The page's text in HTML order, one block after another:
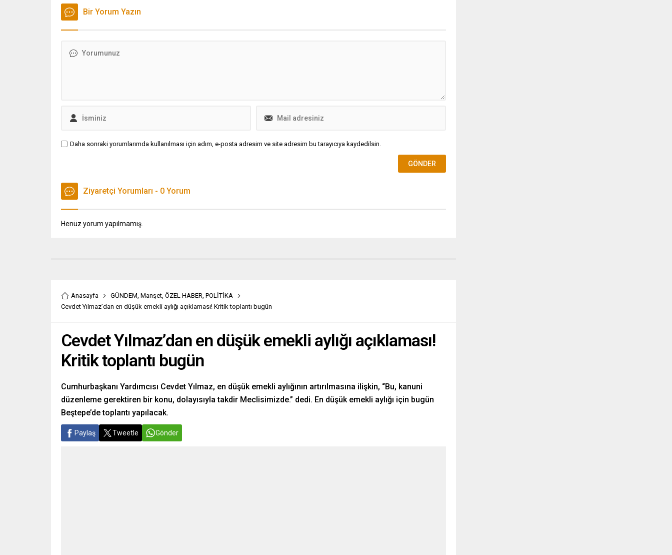
Bir Yorum Yazın
Daha sonraki yorumlarımda kullanılması için adım, e-posta adresim ve site adresim bu tarayıcıya kaydedilsin.
Ziyaretçi Yorumları - 0 Yorum
Henüz yorum yapılmamış.
Anasayfa GÜNDEM Manşet ÖZEL HABER POLİTİKA
Cevdet Yılmaz’dan en düşük emekli aylığı açıklaması! Kritik toplantı bugün
Cevdet Yılmaz’dan en düşük emekli aylığı açıklaması!
Kritik toplantı bugün
Cumhurbaşkanı Yardımcısı Cevdet Yılmaz, en düşük emekli aylığının artırılmasına ilişkin, “Bu, kanuni
düzenleme gerektiren bir konu, dolayısıyla takdir Meclisimizde.” dedi. En düşük emekli aylığı için bugün
Beştepe’de toplantı yapılacak.
Paylaş Tweetle Gönder